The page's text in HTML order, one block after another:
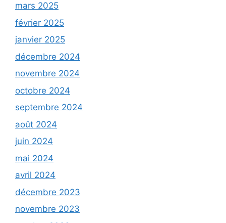
mars 2025
février 2025
janvier 2025
décembre 2024
novembre 2024
octobre 2024
septembre 2024
août 2024
juin 2024
mai 2024
avril 2024
décembre 2023
novembre 2023